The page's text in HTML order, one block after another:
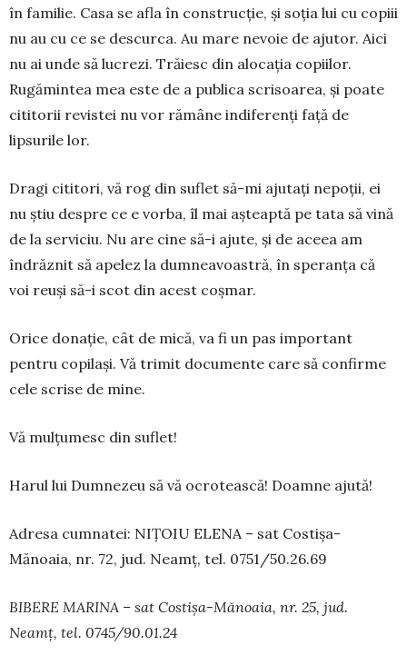
în familie. Casa se afla în construcție, și soția lui cu copiii
nu au cu ce se descurca. Au mare nevoie de ajutor. Aici
nu ai unde să lucrezi. Trăiesc din alo­cația copiilor.
Rugămintea mea este de a pu­blica scrisoarea, și poate
cititorii revistei nu vor rămâne indiferenți față de
lipsurile lor.
Dragi cititori, vă rog din suflet să-mi ajutați nepoții, ei
nu știu despre ce e vorba, îl mai așteaptă pe tata să vină
de la serviciu. Nu are cine să-i ajute, și de aceea am
îndrăznit să apelez la dumnea­voas­tră, în speranța că
voi reuși să-i scot din acest coșmar.
Orice donație, cât de mică, va fi un pas im­portant
pentru copilași. Vă trimit documente ca­re să confirme
cele scrise de mine.
Vă mulțumesc din suflet!
Harul lui Dum­nezeu să vă ocro­tească! Doam­ne ajută!
Adresa cumnatei: NIȚOIU ELE­NA – sat Cos­tișa-
Mănoaia, nr. 72, jud. Neamț, tel. 0751/50.26.69
BIBERE MARINA – sat Costișa-Mănoaia, nr. 25, jud.
Neamț, tel. 0745/90.01.24